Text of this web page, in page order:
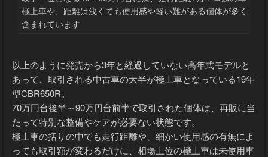
取引下位となる40～60万円台には、走行距離1万キロ超の準
極上車や、距離は浅くても使用感や軽い難がある個体が多く
含まれています
以上のように発売から3年と経過していない高年式モデルと
あって、取引される中古車の大半が極上車となっている19年
型CBR650R。
70万円台後半～90万円台前半で取引された個体は、再販に当
たって特別な整備やケアが必要ない状態です。
極上車の括りの中でも走行距離や、細かい使用感の有無によ